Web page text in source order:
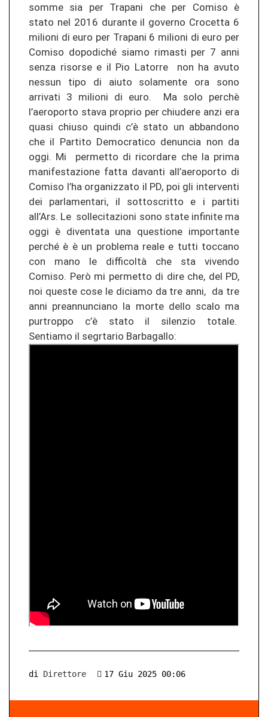
somme sia per Trapani che per Comiso è
stato nel 2016 durante il governo Crocetta 6
milioni di euro per Trapani 6 milioni di euro per
Comiso dopodiché siamo rimasti per 7 anni
senza risorse e il Pio Latorre non ha avuto
nessun tipo di aiuto solamente ora sono
arrivati 3 milioni di euro. Ma solo perchè
l’aeroporto stava proprio per chiudere anzi era
quasi chiuso quindi c’è stato un abbandono
che il Partito Democratico denuncia non da
oggi. Mi permetto di ricordare che la prima
manifestazione fatta davanti all’aeroporto di
Comiso l’ha organizzato il PD, poi gli interventi
dei parlamentari, il sottoscritto e i partiti
all’Ars. Le sollecitazioni sono state infinite ma
oggi è diventata una questione importante
perché è è un problema reale e tutti toccano
con mano le difficoltà che sta vivendo
Comiso. Però mi permetto di dire che, del PD,
noi queste cose le diciamo da tre anni, da tre
anni preannunciano la morte dello scalo ma
purtroppo c’è stato il silenzio totale.
Sentiamo il segrtario Barbagallo:
di Direttore 17 Giu 2025 00:06